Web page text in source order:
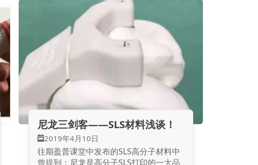
伴”，一款专门为选择性激光烧结工艺
（以下简称SLS工艺）开发的切片处理软
件SolidView/Pro...
尼龙三剑客——SLS材料浅谈！
2019年4月10日
往期盈普课堂中发布的SLS高分子材料中
曾提到：尼龙是高分子SLS打印的一大品